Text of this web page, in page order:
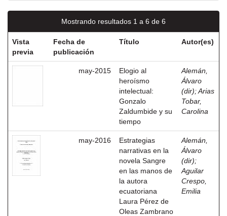
Mostrando resultados 1 a 6 de 6
Vista
previa
Fecha de
publicación
Título Autor(es)
may-2015
Elogio al
heroísmo
intelectual:
Gonzalo
Zaldumbide y su
tiempo
Alemán,
Álvaro
(dir);Arias
Tobar,
Carolina
may-2016
Estrategias
narrativas en la
novela Sangre
en las manos de
la autora
ecuatoriana
Laura Pérez de
Oleas Zambrano
Alemán,
Álvaro
(dir);
Aguilar
Crespo,
Emilia